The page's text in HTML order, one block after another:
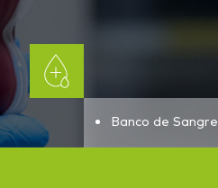
Banco de Sangre